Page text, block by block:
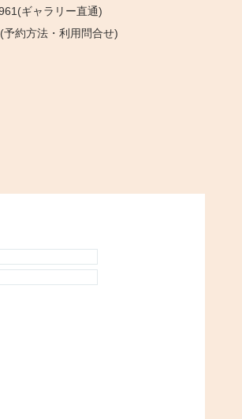
ギャラリー直通)
約方法・利用問合せ)